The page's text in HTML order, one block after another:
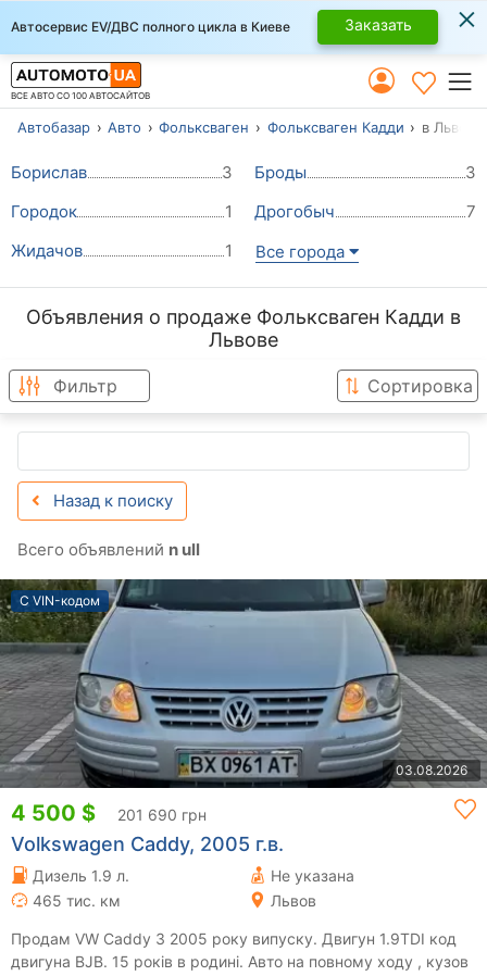
Автосервис EV/ДВС полного цикла в Киеве Заказать ×
ВСЕ АВТО СО 100 АВТОСАЙТОВ
Автобазар Авто Фольксваген Фольксваген Кадди в Львове
Борислав 3 Броды
3
Городок
1 Дрогобыч
7
Жидачов
1 Все города
Объявления о продаже Фольксваген Кадди в
Львове
Фильтр Сортировка
Назад к поиску
Всего объявлений n ull
С VIN-кодом
03.08.2026
4 500 $ 201 690 грн
Volkswagen Caddy, 2005 г.в.
Дизель 1.9 л.
Не указана
465 тис. км
Львов
Продам VW Caddy 3 2005 року випуску. Двигун 1.9TDI код
двигуна BJB. 15 років в родині. Авто на повному ходу , кузов